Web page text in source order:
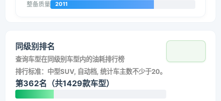
整备质量 2011
同级别排名
查询车型在同级别车型内的油耗排行榜
排行标准：中型SUV, 自动档, 统计车主数不少于20。
第362名（共1429款车型）